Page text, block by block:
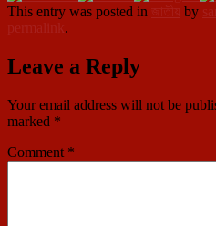
This entry was posted in জাতীয় by
permalink.
Leave a Reply
Your email address will not be
marked *
Comment *